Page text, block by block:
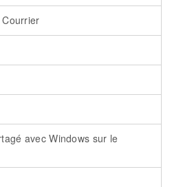
avec Windows sur le